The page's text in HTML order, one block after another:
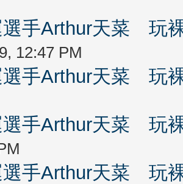
選手Arthur天菜 玩
12:47 PM
選手Arthur天菜 玩
選手Arthur天菜 玩
選手Arthur天菜 玩